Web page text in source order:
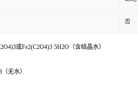
否
或Fe2(C2O4)3·5H2O（含结晶水）
无水）